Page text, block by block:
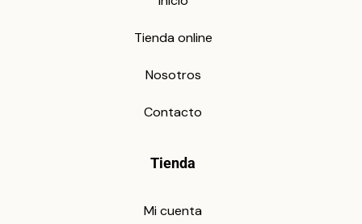
Tienda online
Nosotros
Contacto
Tienda
Mi cuenta